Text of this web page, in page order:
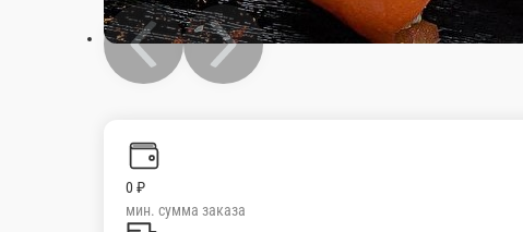
0 ₽
мин. сумма заказа